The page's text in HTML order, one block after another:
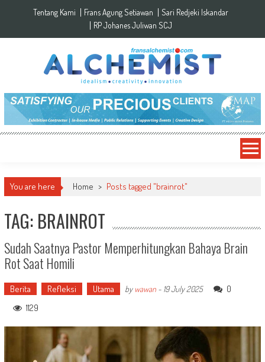
Skip to content
Tentang Kami Frans Agung Setiawan
Sari Redjeki Iskandar
RP Johanes Juliwan SCJ
You are here Home > Posts tagged "brainrot"
TAG: BRAINROT
Sudah Saatnya Pastor Memperhitungkan Bahaya Brain
Rot Saat Homili
Berita Refleksi Utama by wawan- 19 July 2025
0
1129